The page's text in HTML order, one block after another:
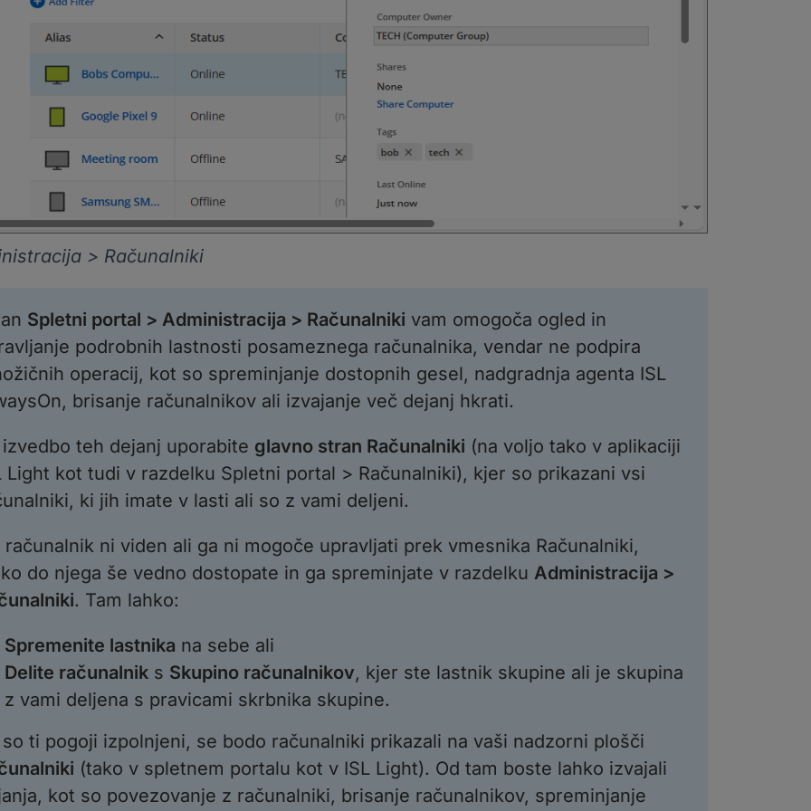
> Računalniki
Spletni portal > Administracija > Računalniki vam omogoča ogled in
podrobnih lastnosti posameznega računalnika, vendar ne podpira
operacij, kot so spreminjanje dostopnih gesel, nadgradnja agenta ISL
brisanje računalnikov ali izvajanje več dejanj hkrati.
teh dejanj uporabite glavno stran Računalniki (na voljo tako v aplikaciji
Light kot tudi v razdelku Spletni portal > Računalniki), kjer so prikazani vsi
ki jih imate v lasti ali so z vami deljeni.
računalnik ni viden ali ga ni mogoče upravljati prek vmesnika Računalniki,
do njega še vedno dostopate in ga spreminjate v razdelku Administracija >
. Tam lahko:
Spremenite lastnika na sebe ali
Delite računalnik s Skupino računalnikov, kjer ste lastnik skupine ali je skupina
z vami deljena s pravicami skrbnika skupine.
so ti pogoji izpolnjeni, se bodo računalniki prikazali na vaši nadzorni plošči
(tako v spletnem portalu kot v ISL Light). Od tam boste lahko izvajali
kot so povezovanje z računalniki, brisanje računalnikov, spreminjanje